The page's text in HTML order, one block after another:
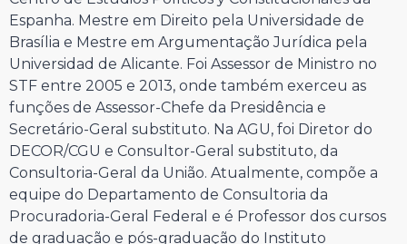
Espanha. Mestre em Direito pela Universidade de
Brasília e Mestre em Argumentação Jurídica pela
Universidad de Alicante. Foi Assessor de Ministro no
STF entre 2005 e 2013, onde também exerceu as
funções de Assessor-Chefe da Presidência e
Secretário-Geral substituto. Na AGU, foi Diretor do
DECOR/CGU e Consultor-Geral substituto, da
Consultoria-Geral da União. Atualmente, compõe a
equipe do Departamento de Consultoria da
Procuradoria-Geral Federal e é Professor dos cursos
de graduação e pós-graduação do Instituto